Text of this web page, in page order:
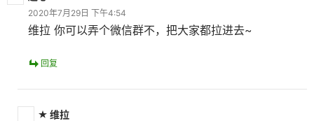
2020年7月29日 下午4:54
维拉 你可以弄个微信群不，把大家都拉进去~
回复
维拉